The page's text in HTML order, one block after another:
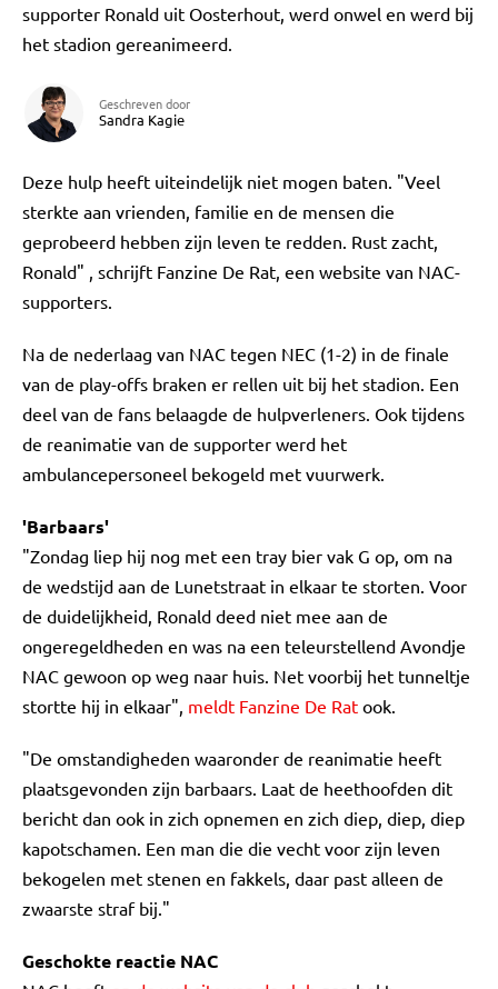
supporter Ronald uit Oosterhout, werd onwel en werd bij
het stadion gereanimeerd.
Geschreven door
Sandra Kagie
Deze hulp heeft uiteindelijk niet mogen baten. "Veel
sterkte aan vrienden, familie en de mensen die
geprobeerd hebben zijn leven te redden. Rust zacht,
Ronald" , schrijft Fanzine De Rat, een website van NAC-
supporters.
Na de nederlaag van NAC tegen NEC (1-2) in de finale
van de play-offs braken er rellen uit bij het stadion. Een
deel van de fans belaagde de hulpverleners. Ook tijdens
de reanimatie van de supporter werd het
ambulancepersoneel bekogeld met vuurwerk.
'Barbaars'
"Zondag liep hij nog met een tray bier vak G op, om na
de wedstijd aan de Lunetstraat in elkaar te storten. Voor
de duidelijkheid, Ronald deed niet mee aan de
ongeregeldheden en was na een teleurstellend Avondje
NAC gewoon op weg naar huis. Net voorbij het tunneltje
stortte hij in elkaar", meldt Fanzine De Rat ook.
"De omstandigheden waaronder de reanimatie heeft
plaatsgevonden zijn barbaars. Laat de heethoofden dit
bericht dan ook in zich opnemen en zich diep, diep, diep
kapotschamen. Een man die die vecht voor zijn leven
bekogelen met stenen en fakkels, daar past alleen de
zwaarste straf bij."
Geschokte reactie NAC